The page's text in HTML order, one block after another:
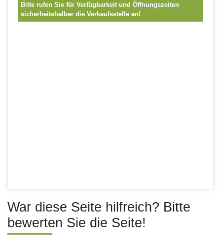
Bitte rufen Sie für Verfügbarkeit und Öffnungszeiten
sicherheitshalber die Verkaufsstelle an!
War diese Seite hilfreich? Bitte
bewerten Sie die Seite!